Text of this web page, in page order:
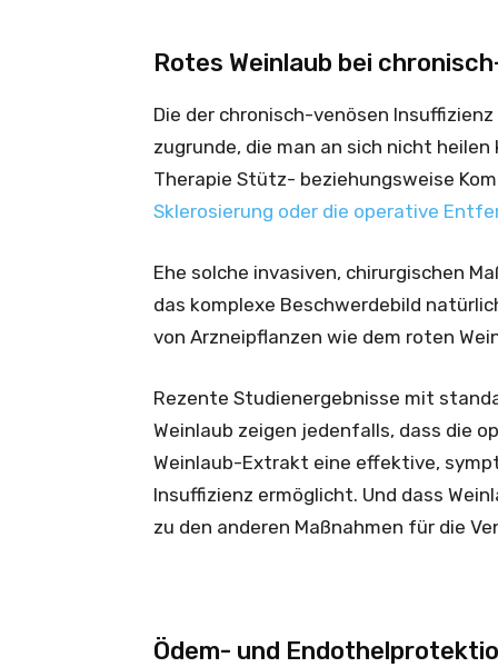
Rotes Weinlaub bei
Die der chronisch-venösen
zugrunde, die man an sich nicht
Therapie Stütz- beziehungsweise
Sklerosierung oder die operative
Ehe solche invasiven, chirurgischen
das komplexe Beschwerdebild
von Arzneipflanzen wie dem roten
Rezente Studienergebnisse mit
Weinlaub zeigen jedenfalls, dass die
Weinlaub-Extrakt eine effektive,
Insuffizienz ermöglicht. Und dass
zu den anderen Maßnahmen für die
Ödem- und